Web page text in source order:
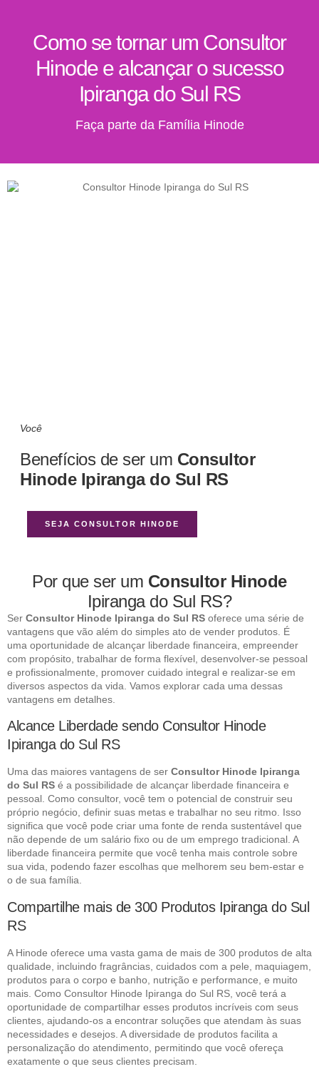
Como se tornar um Consultor
Hinode e alcançar o sucesso
Ipiranga do Sul RS
Faça parte da Família Hinode
Você
Benefícios de ser um Consultor
Hinode Ipiranga do Sul RS
SEJA CONSULTOR HINODE
Por que ser um Consultor Hinode
Ipiranga do Sul RS?
Ser Consultor Hinode Ipiranga do Sul RS oferece uma série de
vantagens que vão além do simples ato de vender produtos. É
uma oportunidade de alcançar liberdade financeira, empreender
com propósito, trabalhar de forma flexível, desenvolver-se pessoal
e profissionalmente, promover cuidado integral e realizar-se em
diversos aspectos da vida. Vamos explorar cada uma dessas
vantagens em detalhes.
Alcance Liberdade sendo Consultor Hinode
Ipiranga do Sul RS
Uma das maiores vantagens de ser Consultor Hinode Ipiranga
do Sul RS é a possibilidade de alcançar liberdade financeira e
pessoal. Como consultor, você tem o potencial de construir seu
próprio negócio, definir suas metas e trabalhar no seu ritmo. Isso
significa que você pode criar uma fonte de renda sustentável que
não depende de um salário fixo ou de um emprego tradicional. A
liberdade financeira permite que você tenha mais controle sobre
sua vida, podendo fazer escolhas que melhorem seu bem-estar e
o de sua família.
Compartilhe mais de 300 Produtos Ipiranga do Sul
RS
A Hinode oferece uma vasta gama de mais de 300 produtos de alta
qualidade, incluindo fragrâncias, cuidados com a pele, maquiagem,
produtos para o corpo e banho, nutrição e performance, e muito
mais. Como Consultor Hinode Ipiranga do Sul RS, você terá a
oportunidade de compartilhar esses produtos incríveis com seus
clientes, ajudando-os a encontrar soluções que atendam às suas
necessidades e desejos. A diversidade de produtos facilita a
personalização do atendimento, permitindo que você ofereça
exatamente o que seus clientes precisam.